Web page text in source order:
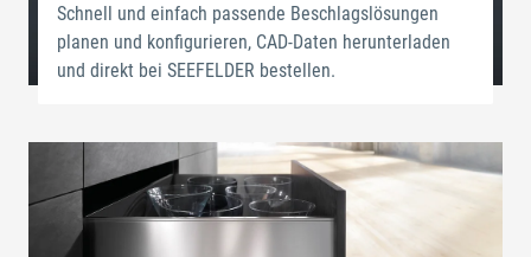
Schnell und einfach passende Beschlagslösungen
planen und konfigurieren, CAD-Daten herunterladen
und direkt bei SEEFELDER bestellen.